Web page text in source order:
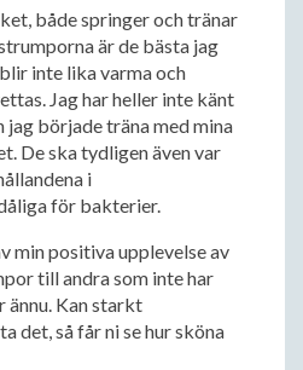
både springer och tränar
är de bästa jag
inte lika varma och
Jag har heller inte känt
jag började träna med mina
De ska tydligen även var
i
för bakterier.
min positiva upplevelse av
till andra som inte har
Kan starkt
det, så får ni se hur sköna